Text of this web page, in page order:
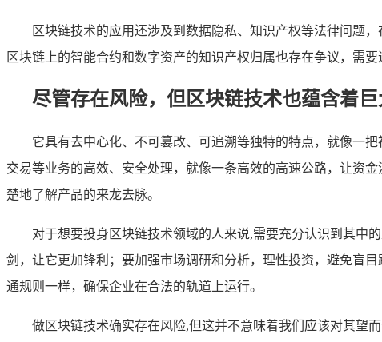
区块链技术的应用还涉及到数据隐私、知识产权等法律问题
区块链上的智能合约和数字资产的知识产权归属也存在争议，需
尽管存在风险，但区块链技术也蕴含着
它具有去中心化、不可篡改、可追溯等独特的特点，就像一
交易等业务的高效、安全处理，就像一条高效的高速公路，让资
楚地了解产品的来龙去脉。
对于想要投身区块链技术领域的人来说,需要充分认识到其中
剑，让它更加锋利；要加强市场调研和分析，理性投资，避免盲
通规则一样，确保企业在合法的轨道上运行。
做区块链技术确实存在风险,但这并不意味着我们应该对其望